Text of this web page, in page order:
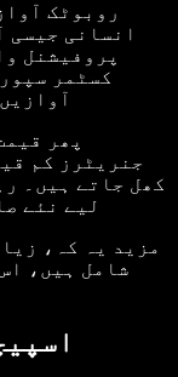
روبوٹک
انسانی جیسی
پروفیشنل
کسٹمر
پھر
جنریٹرز کم
کھل جاتے ہیں۔
لیے نئے
مزید یہ کہ،
شامل ہیں،